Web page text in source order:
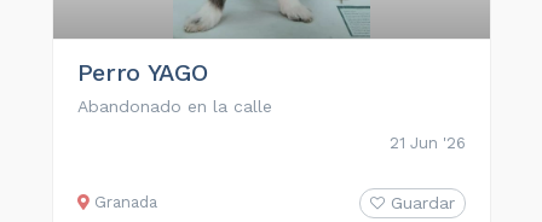
Perro YAGO
Abandonado en la calle
21 Jun '26
Granada Guardar